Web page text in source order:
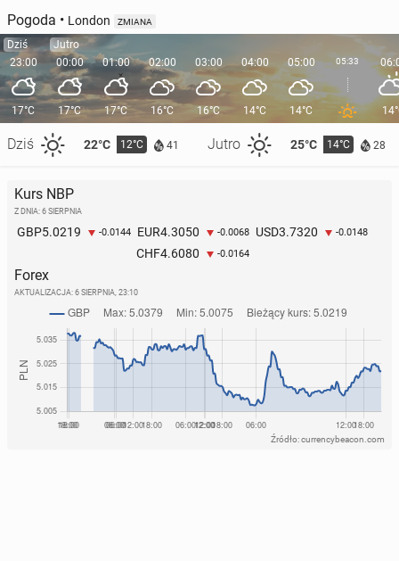
Pogoda • London ZMIANA
Dziś
23:00
17°C
Dziś 22°C 12°C 41 Jutro 25°C 14°C 28
Jutro
00:00
17°C
01:00
17°C
02:00
16°C
03:00
16°C
04:00
14°C
05:00
14°C
05:33
Kurs NBP
Z DNIA: 6 SIERPNIA
GBP5.0219 -0.0144 EUR4.3050 -0.0068 USD3.7320 -0.0148
CHF4.6080 -0.0164
Forex
AKTUALIZACJA: 6 SIERPNIA, 23:10
Źródło: currencybeacon.com